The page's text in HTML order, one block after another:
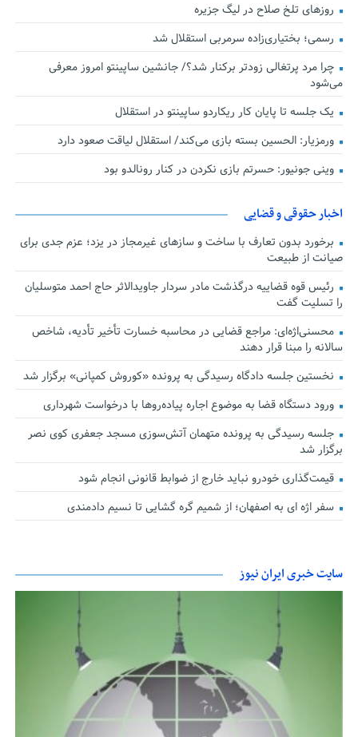
روزهای تلخ صلاح در لیگ جزیره
رسمی؛ بختیاری‌زاده سرمربی استقلال شد
چرا مرد پرتغالی زودتر برکنار شد؟/ جانشین ساپینتو امروز معرفی
می‌شود
یک جلسه تا پایان کار ریکاردو ساپینتو در استقلال
ورمزیار: الحسین بسته بازی می‌کند/ استقلال لیاقت صعود دارد
وینی جونیور: حسرتم بازی نکردن در کنار رونالدو بود
اخبار حقوقی و قضایی
برخورد بدون تعارف با ساخت‌ و سازهای غیرمجاز در یزد؛ عزم جدی برای
صیانت از طبیعت
رئیس قوه قضاییه درگذشت مادر سردار جاویدالاثر حاج احمد متوسلیان
را تسلیت گفت
محسنی‌اژه‌ای: مراجع قضایی در محاسبه خسارت تأخیر تأدیه، شاخص
سالانه را مبنا قرار دهند
نخستین جلسه دادگاه رسیدگی به پرونده «کوروش کمپانی» برگزار شد
ورود دستگاه قضا به موضوع اجاره پیاده‌روها با درخواست شهرداری
جلسه رسیدگی به پرونده متهمان آتش‌سوزی مسجد جعفری کوی نصر
برگزار شد
قیمت‌گذاری خودرو نباید خارج از ضوابط قانونی انجام شود
سفر اژه ای به اصفهان؛ از شمیم گره گشایی تا نسیم دادمندی
سایت خبری ایران نیوز